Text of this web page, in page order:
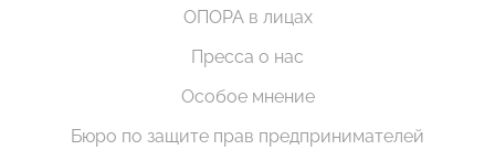
ОПОРА в лицах
Пресса о нас
Особое мнение
Бюро по защите прав предпринимателей